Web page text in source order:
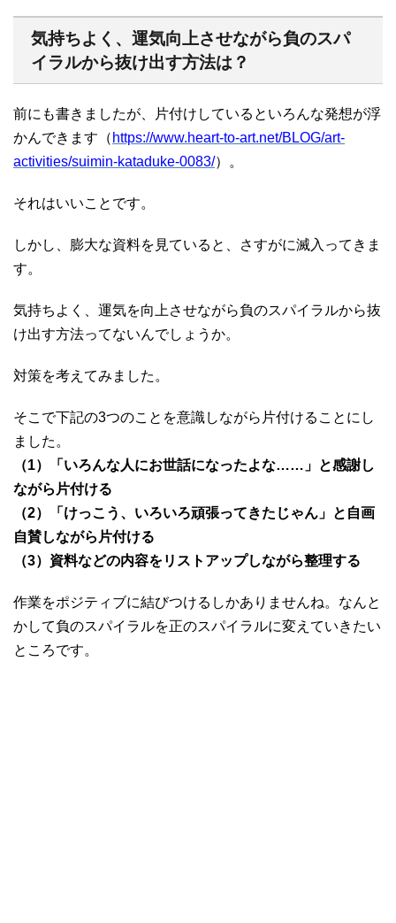
気持ちよく、運気向上させながら負のスパ
イラルから抜け出す方法は？
前にも書きましたが、片付けしているといろんな発想が浮
かんできます（ https://www.heart-to-art.net/BLOG/art-
activities/suimin-kataduke-0083/）。
それはいいことです。
しかし、膨大な資料を見ていると、さすがに滅入ってきま
す。
気持ちよく、運気を向上させながら負のスパイラルから抜
け出す方法ってないんでしょうか。
対策を考えてみました。
そこで下記の3つのことを意識しながら片付けることにし
ました。
（1）「いろんな人にお世話になったよな……」と感謝し
ながら片付ける
（2）「けっこう、いろいろ頑張ってきたじゃん」と自画
自賛しながら片付ける
（3）資料などの内容をリストアップしながら整理する
作業をポジティブに結びつけるしかありませんね。なんと
かして負のスパイラルを正のスパイラルに変えていきたい
ところです。